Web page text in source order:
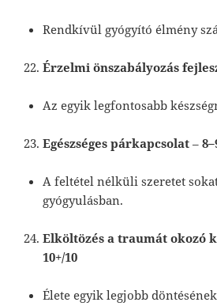
Rendkívül gyógyító élmény
Érzelmi önszabályozás
Az egyik legfontosabb
Egészséges párkapcsolat –
A feltétel nélküli szeretet
gyógyulásban.
Elköltözés a traumát okozó
10+/10
Élete egyik legjobb